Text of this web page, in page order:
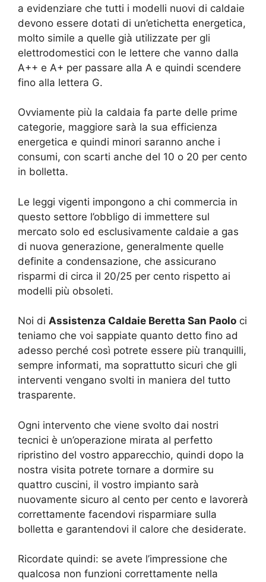
a evidenziare che tutti i modelli nuovi di caldaie
devono essere dotati di un’etichetta energetica,
molto simile a quelle già utilizzate per gli
elettrodomestici con le lettere che vanno dalla
A++ e A+ per passare alla A e quindi scendere
fino alla lettera G.
Ovviamente più la caldaia fa parte delle prime
categorie, maggiore sarà la sua efficienza
energetica e quindi minori saranno anche i
consumi, con scarti anche del 10 o 20 per cento
in bolletta.
Le leggi vigenti impongono a chi commercia in
questo settore l’obbligo di immettere sul
mercato solo ed esclusivamente caldaie a gas
di nuova generazione, generalmente quelle
definite a condensazione, che assicurano
risparmi di circa il 20/25 per cento rispetto ai
modelli più obsoleti.
Noi di Assistenza Caldaie Beretta San Paolo ci
teniamo che voi sappiate quanto detto fino ad
adesso perché così potrete essere più tranquilli,
sempre informati, ma soprattutto sicuri che gli
interventi vengano svolti in maniera del tutto
trasparente.
Ogni intervento che viene svolto dai nostri
tecnici è un’operazione mirata al perfetto
ripristino del vostro apparecchio, quindi dopo la
nostra visita potrete tornare a dormire su
quattro cuscini, il vostro impianto sarà
nuovamente sicuro al cento per cento e lavorerà
correttamente facendovi risparmiare sulla
bolletta e garantendovi il calore che desiderate.
Ricordate quindi: se avete l’impressione che
qualcosa non funzioni correttamente nella